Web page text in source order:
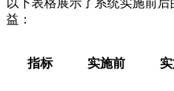
益：
指标 实施前